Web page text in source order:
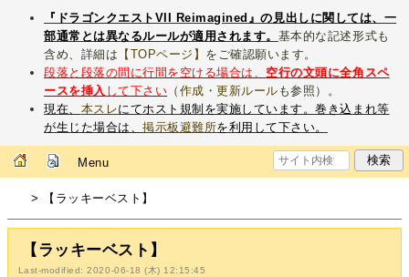
『ドラゴンクエストVII Reimagined』の見出しに関しては、一
部通常とは異なるルールが適用されます。 基本的な記述形式も
含め、詳細は 【TOPページ】 をご確認願います。
段落と段落の間に行間を空ける場合は、 空行の文頭に全角スペ
ースを挿入 して下さい （ 作成・更新ルール も参照）。
現在、 本スレにてホスト規制を実施しています。巻き込まれ等
が生じた場合は、掲示板避難所を利用して下さい。
Menu
> 【ラッキーベスト】
【ラッキーベスト】
Last-modified: 2020-06-18 (木) 12:15:45